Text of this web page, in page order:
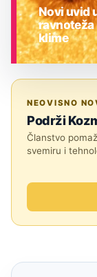
Novi uvid
ravnoteža
klime
NEOVISNO
Podrži
Članstvo
svemiru i